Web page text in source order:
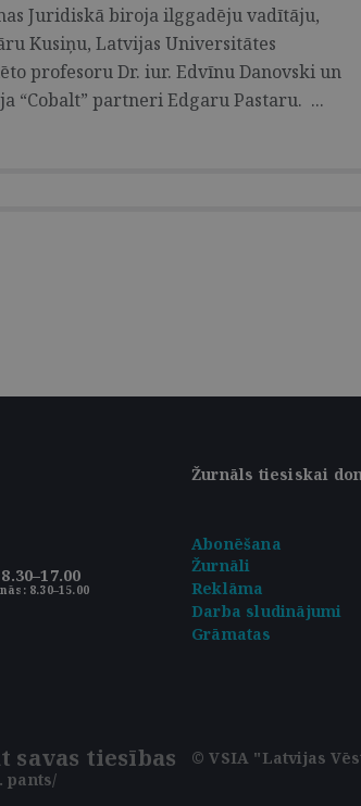
Juridiskā biroja ilggadēju vadītāju,
Kusiņu, Latvijas Universitātes
profesoru Dr. iur. Edvīnu Danovski un
“Cobalt” partneri Edgaru Pastaru. ...
Žurnāls tiesiskai
8.30–15.00
Abonēšana
Žurnāli
Reklāma
Darba sludinājumi
Grāmatas
tiesības
pants/
© VSIA "Latvijas